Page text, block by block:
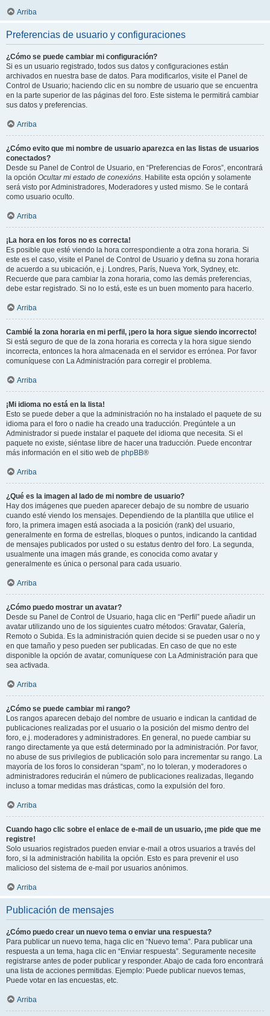
Arriba
Preferencias de usuario y configuraciones
¿Cómo se puede cambiar mi configuración?
Si es un usuario registrado, todos sus datos y configuraciones están
archivados en nuestra base de datos. Para modificarlos, visite el Panel de
Control de Usuario; haciendo clic en su nombre de usuario que se encuentra
en la parte superior de las páginas del foro. Este sistema le permitirá cambiar
sus datos y preferencias.
Arriba
¿Cómo evito que mi nombre de usuario aparezca en las listas de usuarios
conectados?
Desde su Panel de Control de Usuario, en “Preferencias de Foros”, encontrará
la opción Ocultar mi estado de conexións. Habilite esta opción y solamente
será visto por Administradores, Moderadores y usted mismo. Se le contará
como usuario oculto.
Arriba
¡La hora en los foros no es correcta!
Es posible que esté viendo la hora correspondiente a otra zona horaria. Si
este es el caso, visite el Panel de Control de Usuario y defina su zona horaria
de acuerdo a su ubicación, e.j. Londres, París, Nueva York, Sydney, etc.
Recuerde que para cambiar la zona horaria, como las demás preferencias,
debe estar registrado. Si no lo está, este es un buen momento para hacerlo.
Arriba
Cambié la zona horaria en mi perfil, ¡pero la hora sigue siendo incorrecto!
Si está seguro de que de la zona horaria es correcta y la hora sigue siendo
incorrecta, entonces la hora almacenada en el servidor es errónea. Por favor
comuníquese con La Administración para corregir el problema.
Arriba
¡Mi idioma no está en la lista!
Esto se puede deber a que la administración no ha instalado el paquete de su
idioma para el foro o nadie ha creado una traducción. Pregúntele a un
Administrador si puede instalar el paquete del idioma que necesita. Si el
paquete no existe, siéntase libre de hacer una traducción. Puede encontrar
más información en el sitio web de phpBB®
Arriba
¿Qué es la imagen al lado de mi nombre de usuario?
Hay dos imágenes que pueden aparecer debajo de su nombre de usuario
cuando esté viendo los mensajes. Dependiendo de la plantilla que utilice el
foro, la primera imagen está asociada a la posición (rank) del usuario,
generalmente en forma de estrellas, bloques o puntos, indicando la cantidad
de mensajes publicados por usted o su estatus dentro del foro. La segunda,
usualmente una imagen más grande, es conocida como avatar y
generalmente es única o personal para cada usuario.
Arriba
¿Cómo puedo mostrar un avatar?
Desde su Panel de Control de Usuario, haga clic en “Perfil” puede añadir un
avatar utilizando uno de los siguientes cuatro métodos: Gravatar, Galería,
Remoto o Subida. Es la administración quien decide si se pueden usar o no y
en que tamaño y peso pueden ser publicadas. En caso de que no este
disponible la opción de avatar, comuníquese con La Administración para que
sea activada.
Arriba
¿Cómo se puede cambiar mi rango?
Los rangos aparecen debajo del nombre de usuario e indican la cantidad de
publicaciones realizadas por el usuario o la posición del mismo dentro del
foro, e.j. moderadores y administradores. En general, no puede cambiar su
rango directamente ya que está determinado por la administración. Por favor,
no abuse de sus privilegios de publicación solo para incrementar su rango. La
mayoría de los foros lo consideran “spam”, no lo toleran, y moderadores o
administradores reducirán el número de publicaciones realizadas, llegando
incluso a tomar medidas mas drásticas, como la expulsión del foro.
Arriba
Cuando hago clic sobre el enlace de e-mail de un usuario, ¡me pide que me
registre!
Solo usuarios registrados pueden enviar e-mail a otros usuarios a través del
foro, si la administración habilita la opción. Esto es para prevenir el uso
malicioso del sistema de e-mail por usuarios anónimos.
Arriba
Publicación de mensajes
¿Cómo puedo crear un nuevo tema o enviar una respuesta?
Para publicar un nuevo tema, haga clic en “Nuevo tema”. Para publicar una
respuesta a un tema, haga clic en “Enviar respuesta”. Seguramente necesite
registrarse antes de poder publicar y responder. Abajo de cada foro encontrará
una lista de acciones permitidas. Ejemplo: Puede publicar nuevos temas,
Puede votar en las encuestas, etc.
Arriba